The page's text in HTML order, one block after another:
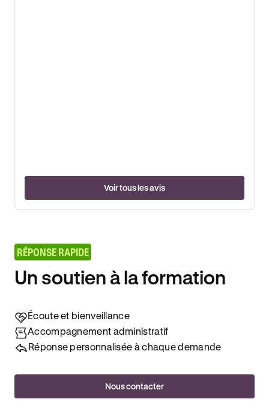
Voir tous les avis
RÉPONSE RAPIDE
Un soutien à la formation
Écoute et bienveillance
Accompagnement administratif
Réponse personnalisée à chaque demande
Nous contacter